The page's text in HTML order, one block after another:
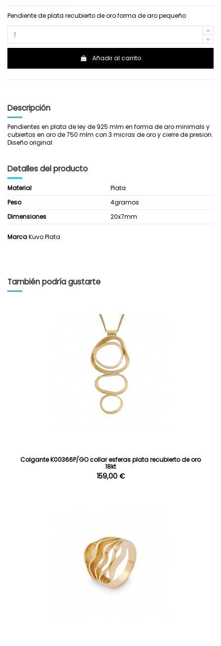
Pendiente de plata recubierto de oro forma de aro pequeño
Añadir al carrito
Descripción
Pendientes en plata de ley de 925 mlm en forma de aro minimals y
cubiertos en oro de 750 mlm con 3 micras de oro y cierre de presion.
Diseño original
Detalles del producto
Material
Plata
Peso
4gramos
Dimensiones
20x7mm
MarcaKuvo Plata
También podría gustarte
Colgante K00366P/GO collar esferas plata recubierto de oro
18kt
159,00 €